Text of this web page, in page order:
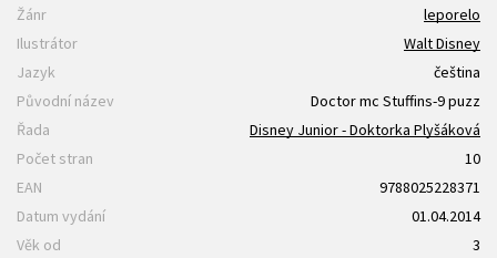
Žánr
leporelo
Ilustrátor
Walt Disney
Jazyk
čeština
Původní název
Doctor mc Stuffins-9 puzz
Řada
Disney Junior - Doktorka Plyšáková
Počet stran
10
EAN
9788025228371
Datum vydání
01.04.2014
Věk od
3